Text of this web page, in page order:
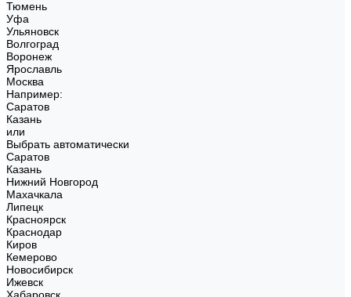
Тюмень
Уфа
Ульяновск
Волгоград
Воронеж
Ярославль
Москва
Например:
Саратов
Казань
или
Выбрать автоматически
Саратов
Казань
Нижний Новгород
Махачкала
Липецк
Красноярск
Краснодар
Киров
Кемерово
Новосибирск
Ижевск